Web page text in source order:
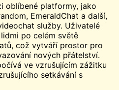
oblíbené platformy, jako
EmeraldChat a další,
služby. Uživatelé
po celém světě
což vytváří prostor pro
nových přátelství.
ve vzrušujícím zážitku
setkávání s